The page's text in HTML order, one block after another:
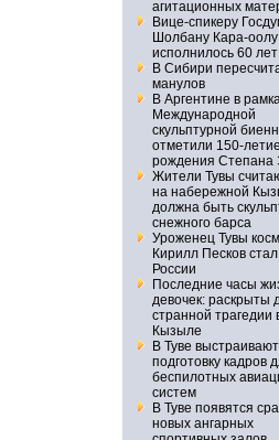
агитационных
Вице-спикеру
Шолбану Кара-оолу
исполнилось 60 лет
В Сибири
манулов
В Аргентине в
Международной
скульптурной
отметили 150-
рождения Степана
Жители Тувы
на набережной
должна быть
снежного барса
Уроженец Тувы
Кирилл Песков
России
Последние часы
девочек: раскрыты
странной трагедии
Кызыле
В Туве выстраивают
подготовку кадров
беспилотных
систем
В Туве появятся
новых ангарных